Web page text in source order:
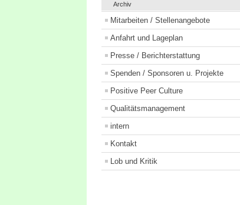
Archiv
Mitarbeiten / Stellenangebote
Anfahrt und Lageplan
Presse / Berichterstattung
Spenden / Sponsoren u. Projekte
Positive Peer Culture
Qualitätsmanagement
intern
Kontakt
Lob und Kritik